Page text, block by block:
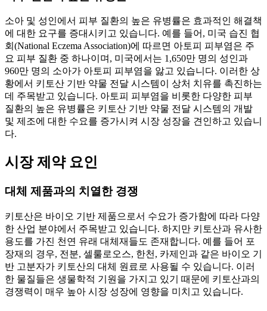
소아 및 성인에서 피부 질환의 높은 유병률은 효과적인 해결책
에 대한 요구를 증대시키고 있습니다. 예를 들어, 미국 습진 협
회(National Eczema Association)에 따르면 아토피 피부염은 주
요 피부 질환 중 하나이며, 미국에서는 1,650만 명의 성인과
960만 명의 소아가 아토피 피부염을 앓고 있습니다. 이러한 상
황에서 키토산 기반 약물 전달 시스템이 상처 치유를 촉진하는
데 주목받고 있습니다. 아토피 피부염을 비롯한 다양한 피부
질환의 높은 유병률은 키토산 기반 약물 전달 시스템의 개발
및 제조에 대한 수요를 증가시켜 시장 성장을 견인하고 있습니
다.
시장 제약 요인
대체 제품과의 치열한 경쟁
키토산은 바이오 기반 제품으로서 수요가 증가함에 따라 다양
한 산업 분야에서 주목받고 있습니다. 하지만 키토산과 유사한
용도를 가진 천연 유래 대체재들도 존재합니다. 예를 들어 포
장재의 경우, 전분, 셀룰로오스, 한천, 카제인과 같은 바이오 기
반 고분자가 키토산의 대체 원료로 사용될 수 있습니다. 이러
한 물질들은 생물학적 기원을 가지고 있기 때문에 키토산과의
경쟁력이 매우 높아 시장 성장에 영향을 미치고 있습니다.